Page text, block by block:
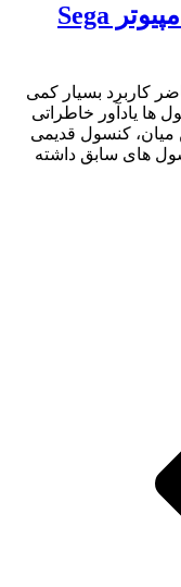
دانلود بازی های سگا برای کامپیوتر Sega
کاربرد بسیار کمی
ها یادآور خاطراتی
میان، کنسول قدیمی
های سابق داشته